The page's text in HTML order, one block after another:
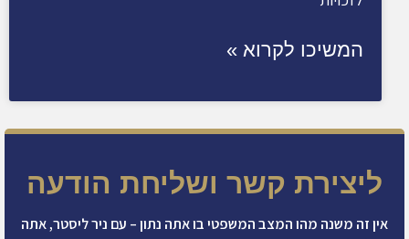
המשיכו לקרוא »
ליצירת קשר ושליחת הודעה
אין זה משנה מהו המצב המשפטי בו אתה נתון – עם ניר ליסטר, אתה